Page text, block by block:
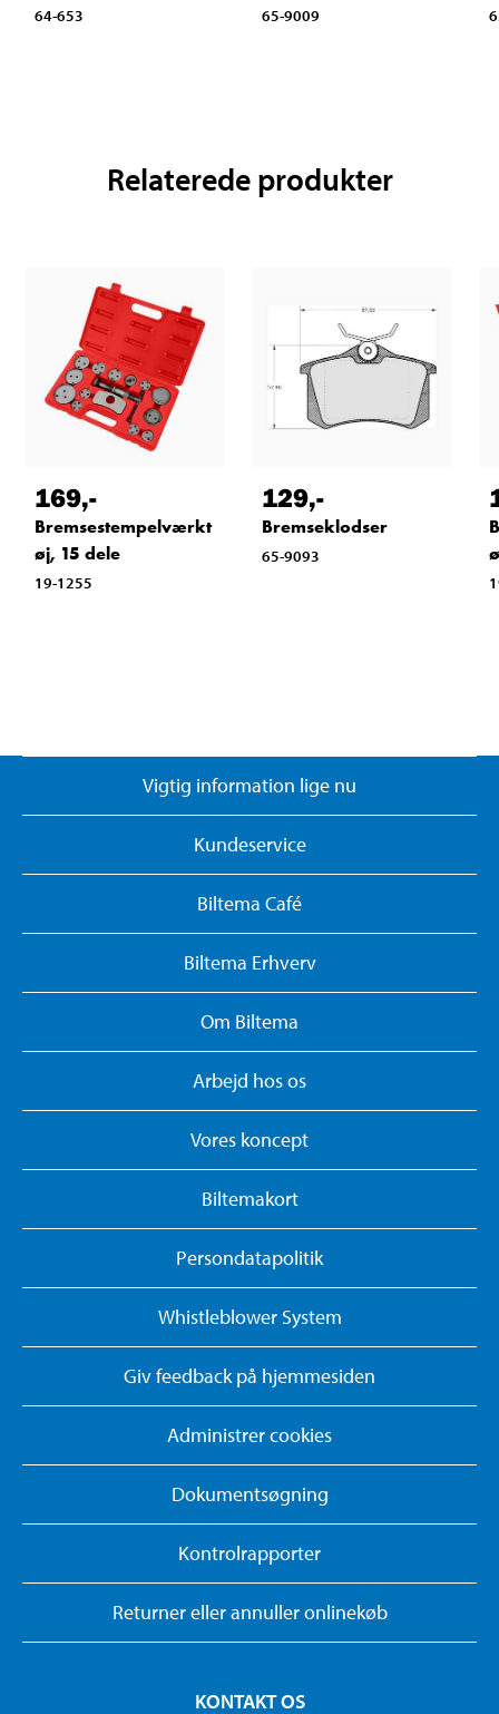
64-653 65-9009
Relaterede produkter
169,-
Bremsestempelværkt
øj, 15 dele
19-1255
129,-
Bremseklodser
65-9093
Vigtig information lige nu
Kundeservice
Biltema Café
Biltema Erhverv
Om Biltema
Arbejd hos os
Vores koncept
Biltemakort
Persondatapolitik
Whistleblower System
Giv feedback på hjemmesiden
Administrer cookies
Dokumentsøgning
Kontrolrapporter
Returner eller annuller onlinekøb
KONTAKT OS